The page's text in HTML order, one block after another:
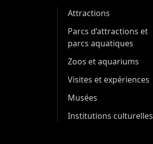
Attractions
Parcs d’attractions et
parcs aquatiques
Zoos et aquariums
Visites et expériences
Musées
Institutions culturelles